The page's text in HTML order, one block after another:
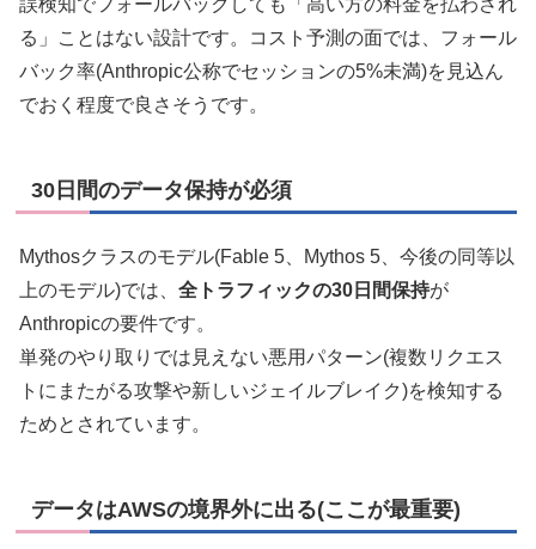
る」ことはない設計です。コスト予測の面では、フォール
バック率(Anthropic公称でセッションの5%未満)を見込ん
でおく程度で良さそうです。
30日間のデータ保持が必須
Mythosクラスのモデル(Fable 5、Mythos 5、今後の同等以
上のモデル)では、 全トラフィックの30日間保持が
Anthropicの要件です。
単発のやり取りでは見えない悪用パターン(複数リクエス
トにまたがる攻撃や新しいジェイルブレイク)を検知する
ためとされています。
データはAWSの境界外に出る(ここが最重要)